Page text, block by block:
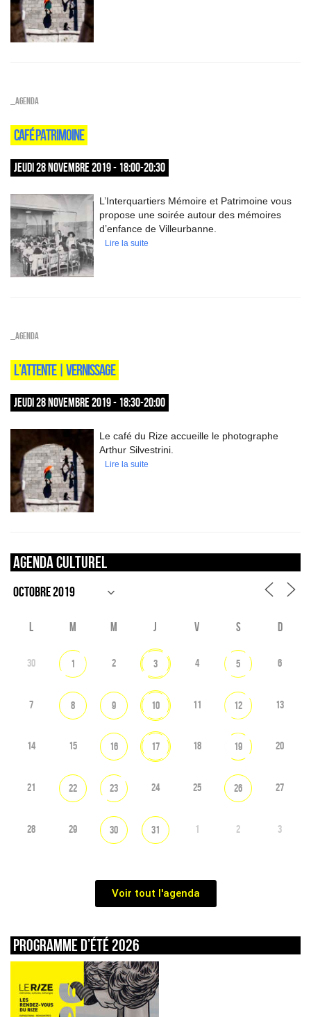
_Agenda
CAFÉ PATRIMOINE
JEUDI 28 NOVEMBRE 2019 - 18:00-20:30
L’Interquartiers Mémoire et Patrimoine vous
propose une soirée autour des mémoires
d’enfance de Villeurbanne.
Lire la suite
_Agenda
L’ATTENTE | VERNISSAGE
JEUDI 28 NOVEMBRE 2019 - 18:30-20:00
Le café du Rize accueille le photographe
Arthur Silvestrini.
Lire la suite
Agenda culturel
L M M J V S D
30 1 2 3 4 5 6
7 8 9 10 11 12 13
14 15 16 17 18 19 20
21 22 23 24 25 26 27
28 29 30 31 1 2 3
Voir tout l'agenda
Programme d’été 2026